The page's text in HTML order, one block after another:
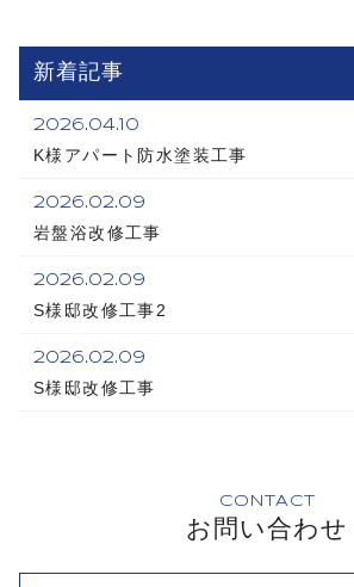
新着記事
2026.04.10
K様アパート防水塗装工事
2026.02.09
岩盤浴改修工事
2026.02.09
S様邸改修工事2
2026.02.09
S様邸改修工事
CONTACT
お問い合わせ